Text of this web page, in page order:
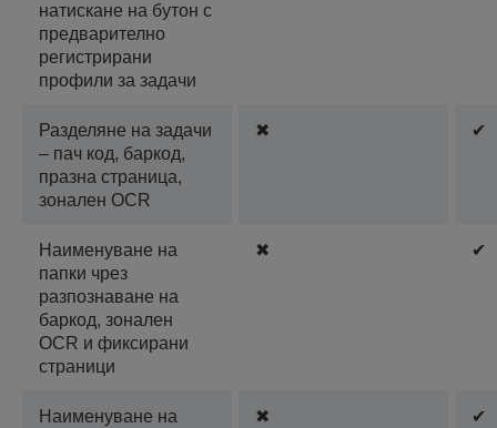
натискане на бутон с
предварително
регистрирани
профили за задачи
Разделяне на задачи
– пач код, баркод,
празна страница,
зонален OCR
✖ ✔
Наименуване на
папки чрез
разпознаване на
баркод, зонален
OCR и фиксирани
страници
✖ ✔
Наименуване на
✖ ✔